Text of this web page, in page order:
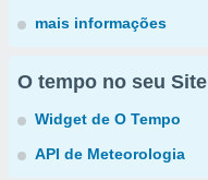
mais informações
O tempo no seu Site
Widget de O Tempo
API de Meteorologia